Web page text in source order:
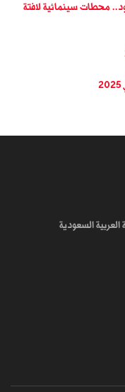
محطات سينمائية لافتة
السعودية